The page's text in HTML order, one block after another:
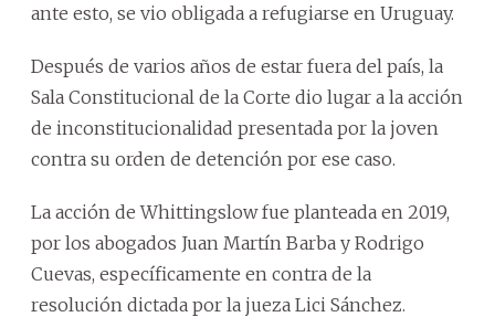
ante esto, se vio obligada a refugiarse en Uruguay.
Después de varios años de estar fuera del país, la
Sala Constitucional de la Corte dio lugar a la acción
de inconstitucionalidad presentada por la joven
contra su orden de detención por ese caso.
La acción de Whittingslow fue planteada en 2019,
por los abogados Juan Martín Barba y Rodrigo
Cuevas, específicamente en contra de la
resolución dictada por la jueza Lici Sánchez.